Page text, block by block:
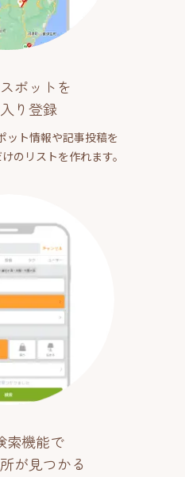
ポットを
り登録
ット情報や記事投稿を
のリストを作れます。
索機能で
が見つかる